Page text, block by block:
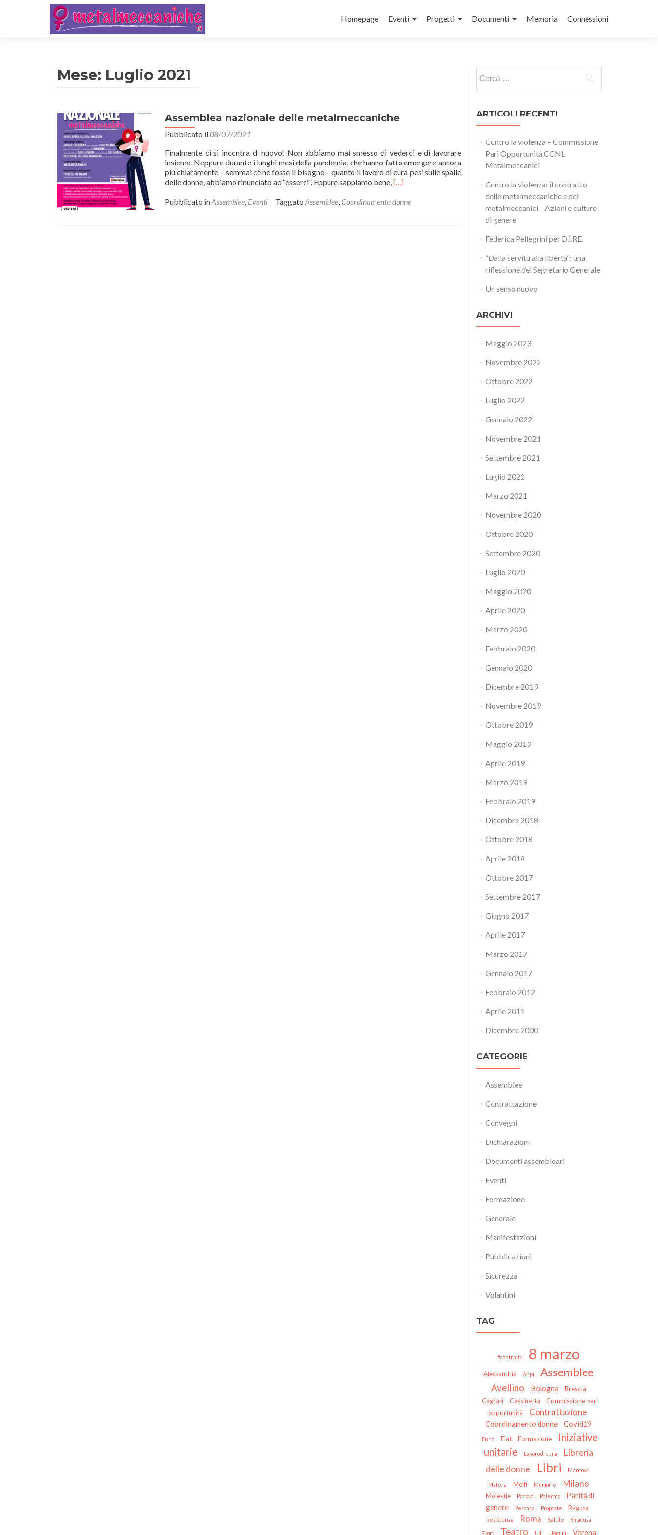
il
Homepage Eventi Progetti Documenti Memoria Connessioni
Mese: Luglio 2021
Assemblea nazionale delle metalmeccaniche
Pubblicato il08/07/2021
Finalmente ci si incontra di nuovo! Non abbiamo mai smesso di vederci e di lavorare
insieme. Neppure durante i lunghi mesi della pandemia, che hanno fatto emergere ancora
più chiaramente – semmai ce ne fosse il bisogno – quanto il lavoro di cura pesi sulle spalle
delle donne, abbiamo rinunciato ad “esserci”. Eppure sappiamo bene,Leggi
piùAssemblea
[…]
Pubblicato inAssemblee, Eventi Taggato Assemblee, Coordinamento donne
per:
ARTICOLI RECENTI
Contro la violenza – Commissione
Pari Opportunità CCNL
Metalmeccanici
Contro la violenza: il contratto
delle metalmeccaniche e dei
metalmeccanici – Azioni e culture
di genere
Federica Pellegrini per D.i.RE.
“Dalla servitù alla libertà”: una
riflessione del Segretario Generale
Un senso nuovo
ARCHIVI
Maggio 2023
Novembre 2022
Ottobre 2022
Luglio 2022
Gennaio 2022
Novembre 2021
Settembre 2021
Luglio 2021
Marzo 2021
Novembre 2020
Ottobre 2020
Settembre 2020
Luglio 2020
Maggio 2020
Aprile 2020
Marzo 2020
Febbraio 2020
Gennaio 2020
Dicembre 2019
Novembre 2019
Ottobre 2019
Maggio 2019
Aprile 2019
Marzo 2019
Febbraio 2019
Dicembre 2018
Ottobre 2018
Aprile 2018
Ottobre 2017
Settembre 2017
Giugno 2017
Aprile 2017
Marzo 2017
Gennaio 2017
Febbraio 2012
Aprile 2011
Dicembre 2000
CATEGORIE
Assemblee
Contrattazione
Convegni
Dichiarazioni
Documenti assembleari
Eventi
Formazione
Generale
Manifestazioni
Pubblicazioni
Sicurezza
Volantini
TAG
#contratto 8 marzo
Alessandria Anpi Assemblee
Avellino Bologna
Brescia
Cagliari
Cassinetta
Commissione pari
opportunità
Contrattazione
Coordinamento donne Covid19
Enna Fiat Formazione
Iniziative
unitarie
Lavoro di cura
Libreria
delle donne
Libri Mantova
Matera Melfi Memorie Milano
Molestie Padova Palermo
Parità di
genere
Pescara Proposte Ragusa
Resistenza Roma Salute Siracusa
Sport Teatro Udi Uomini Verona